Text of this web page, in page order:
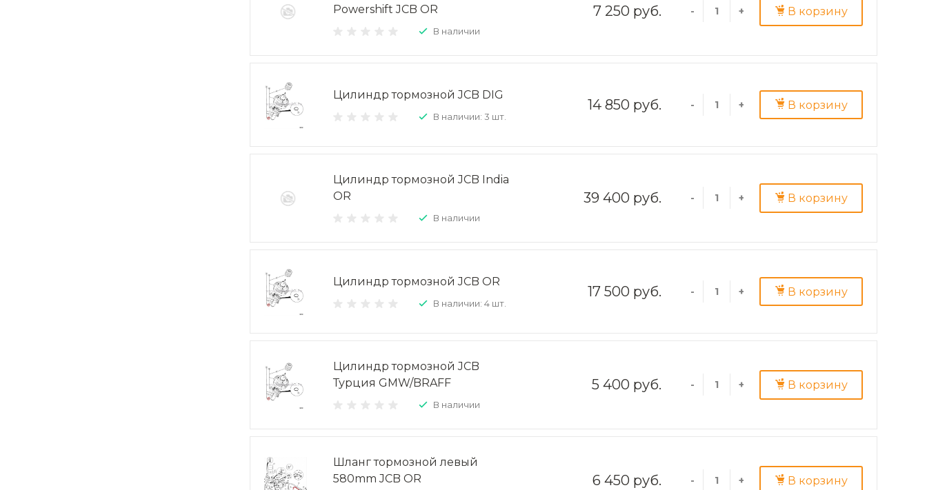
Powershift JCB OR
В наличии
7 250 руб. - + В корзину
Цилиндр тормозной JCB DIG
В наличии: 3 шт.
14 850 руб. - + В корзину
Цилиндр тормозной JCB India
OR
В наличии
39 400 руб. - + В корзину
Цилиндр тормозной JCB OR
В наличии: 4 шт.
17 500 руб. - + В корзину
Цилиндр тормозной JCB
Турция GMW/BRAFF
В наличии
5 400 руб. - + В корзину
Шланг тормозной левый
580mm JCB OR
6 450 руб. - + В корзину